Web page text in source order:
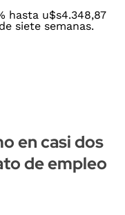
en casi dos
de empleo